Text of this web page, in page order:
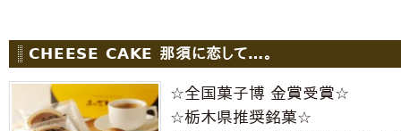
CHEESE CAKE 那須に恋して…。
☆全国菓子博 金賞受賞☆
☆栃木県推奨銘菓☆